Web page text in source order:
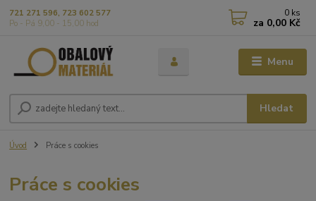
Menu
Hledat
721 271 596, 723 602 577
Po - Pá 9,00 - 15,00 hod
0 ks
za 0,00 Kč
Úvod Práce s cookies
Práce s cookies